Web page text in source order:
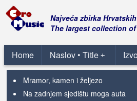
Najveća zbirka
The largest collection
Home +
Naslov • Title
Lipe cvatu
Lova
Meni se ne spava
Mogla je biti prosta priča
Mramor, kamen i željezo
Na zadnjem sjedištu moga auta